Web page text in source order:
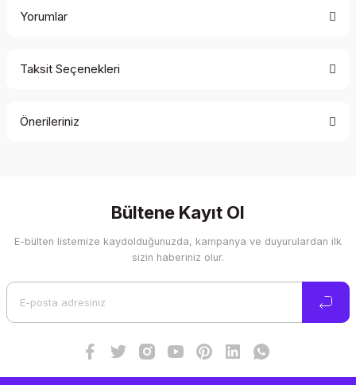
Yorumlar
Taksit Seçenekleri
Önerileriniz
Görüş ve önerileriniz için teşekkür ederiz.
Ürün resmi kalitesiz, bozuk veya görüntülenemiyor.
Bültene Kayıt Ol
E-bülten listemize kaydolduğunuzda, kampanya ve duyurulardan ilk
sizin haberiniz olur.